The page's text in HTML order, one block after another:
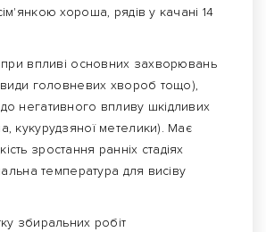
хороша, рядів у качані 14
при впливі основних захворювань
види головневих хвороб тощо),
негативного впливу шкідливих
кукурудзяної метелики). Має
зростання ранніх стадіях
температура для висіву
збиральних робіт